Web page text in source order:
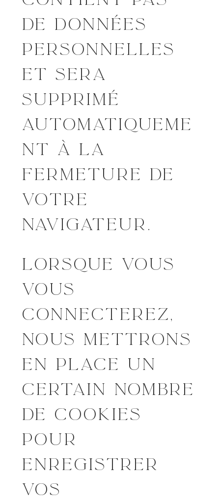
DE DONNÉES
PERSONNELLES
ET SERA
SUPPRIMÉ
AUTOMATIQUEME
NT À LA
FERMETURE DE
VOTRE
NAVIGATEUR.
LORSQUE VOUS
VOUS
CONNECTEREZ,
NOUS METTRONS
EN PLACE UN
CERTAIN NOMBRE
DE COOKIES
POUR
ENREGISTRER
VOS